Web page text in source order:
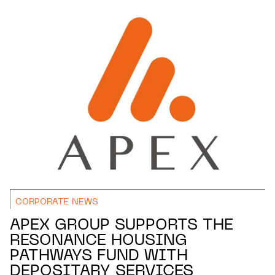
CORPORATE NEWS
APEX GROUP SUPPORTS THE
RESONANCE HOUSING
PATHWAYS FUND WITH
DEPOSITARY SERVICES